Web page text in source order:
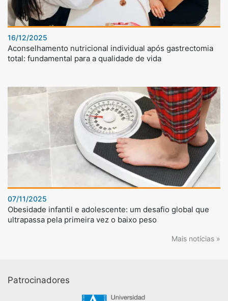
16/12/2025
Aconselhamento nutricional individual após gastrectomia
total: fundamental para a qualidade de vida
07/11/2025
Obesidade infantil e adolescente: um desafio global que
ultrapassa pela primeira vez o baixo peso
Mais notícias »
Patrocinadores